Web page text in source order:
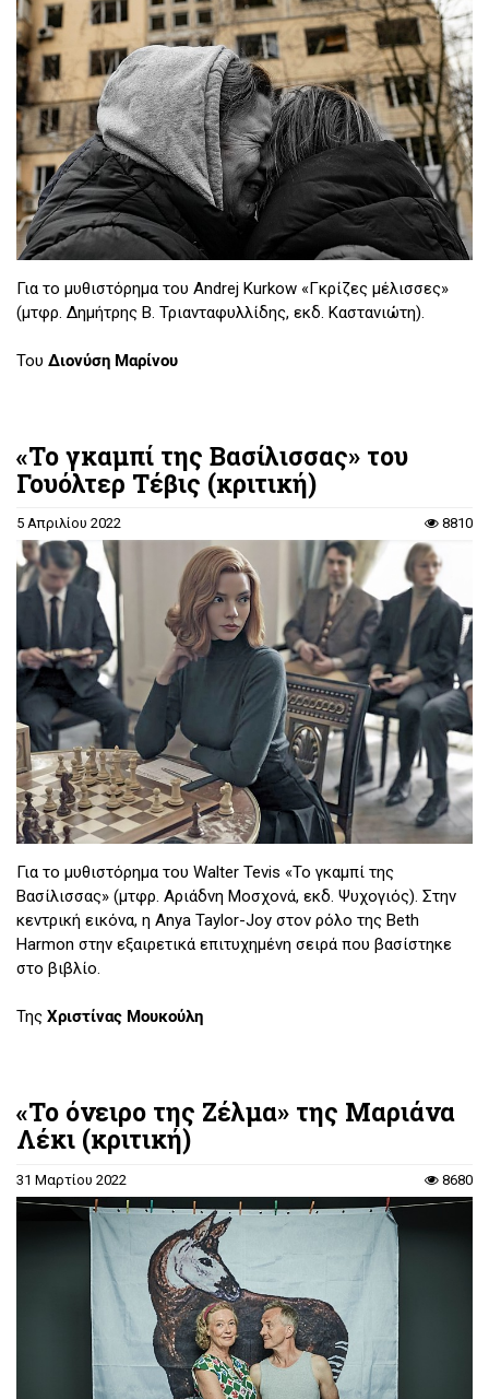
Για το μυθιστόρημα του Andrej Kurkow «Γκρίζες μέλισσες»
(μτφρ. Δημήτρης Β. Τριανταφυλλίδης, εκδ. Καστανιώτη).
Του Διονύση Μαρίνου
«Το γκαμπί της Βασίλισσας» του
Γουόλτερ Τέβις (κριτική)
5 Απριλίου 2022 8810
Για το μυθιστόρημα του Walter Tevis «Το γκαμπί της
Βασίλισσας» (μτφρ. Αριάδνη Μοσχονά, εκδ. Ψυχογιός). Στην
κεντρική εικόνα, η Anya Taylor-Joy στον ρόλο της Beth
Harmon στην εξαιρετικά επιτυχημένη σειρά που βασίστηκε
στο βιβλίο.
Της Χριστίνας Μουκούλη
«Το όνειρο της Ζέλμα» της Μαριάνα
Λέκι (κριτική)
31 Μαρτίου 2022 8680